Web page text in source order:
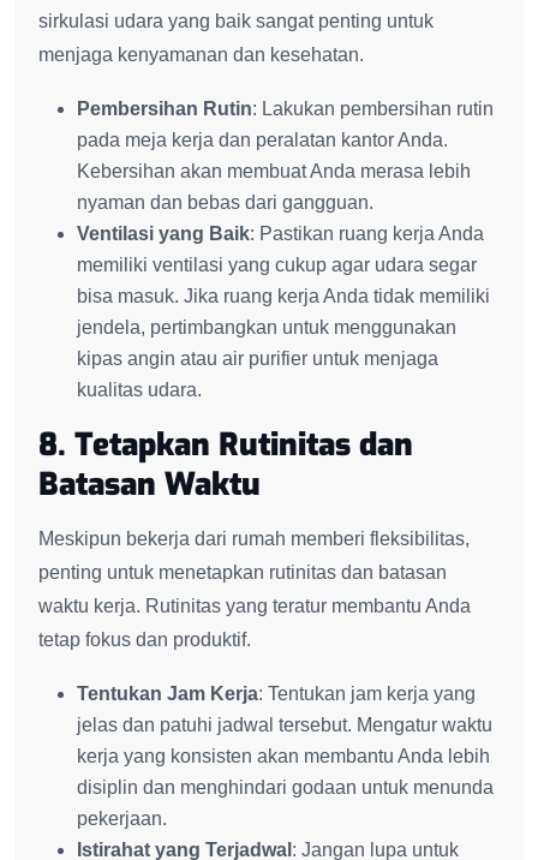
sirkulasi udara yang baik sangat penting untuk
menjaga kenyamanan dan kesehatan.
Pembersihan Rutin: Lakukan pembersihan rutin
pada meja kerja dan peralatan kantor Anda.
Kebersihan akan membuat Anda merasa lebih
nyaman dan bebas dari gangguan.
Ventilasi yang Baik: Pastikan ruang kerja Anda
memiliki ventilasi yang cukup agar udara segar
bisa masuk. Jika ruang kerja Anda tidak memiliki
jendela, pertimbangkan untuk menggunakan
kipas angin atau air purifier untuk menjaga
kualitas udara.
8. Tetapkan Rutinitas dan
Batasan Waktu
Meskipun bekerja dari rumah memberi fleksibilitas,
penting untuk menetapkan rutinitas dan batasan
waktu kerja. Rutinitas yang teratur membantu Anda
tetap fokus dan produktif.
Tentukan Jam Kerja: Tentukan jam kerja yang
jelas dan patuhi jadwal tersebut. Mengatur waktu
kerja yang konsisten akan membantu Anda lebih
disiplin dan menghindari godaan untuk menunda
pekerjaan.
Istirahat yang Terjadwal : Jangan lupa untuk